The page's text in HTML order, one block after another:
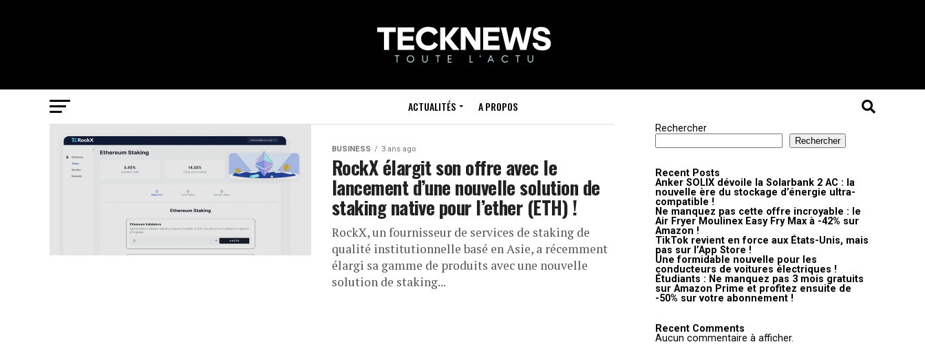
ACTUALITÉS A PROPOS
BUSINESS 3 ans ago
RockX élargit son offre avec le
lancement d’une nouvelle solution de
staking native pour l’ether (ETH) !
RockX, un fournisseur de services de staking de
qualité institutionnelle basé en Asie, a récemment
élargi sa gamme de produits avec une nouvelle
solution de staking...
Rechercher
Rechercher
Recent Posts
Anker SOLIX dévoile la Solarbank 2 AC : la
nouvelle ère du stockage d’énergie ultra-
compatible !
Ne manquez pas cette offre incroyable : le
Air Fryer Moulinex Easy Fry Max à -42% sur
Amazon !
TikTok revient en force aux États-Unis, mais
pas sur l’App Store !
Une formidable nouvelle pour les
conducteurs de voitures électriques !
Étudiants : Ne manquez pas 3 mois gratuits
sur Amazon Prime et profitez ensuite de
-50% sur votre abonnement !
Recent Comments
Aucun commentaire à afficher.